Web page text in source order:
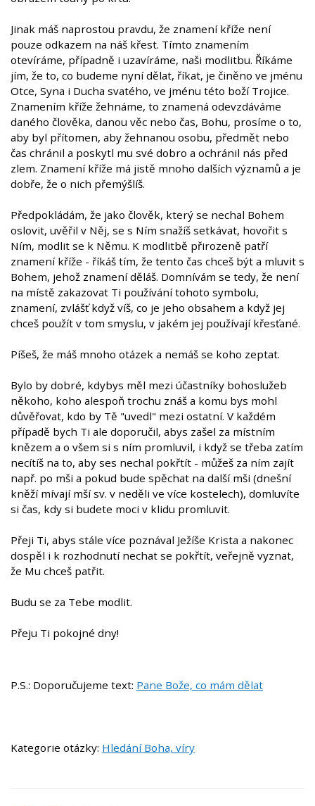
Jinak máš naprostou pravdu, že znamení kříže není
pouze odkazem na náš křest. Tímto znamením
otevíráme, případně i uzavíráme, naši modlitbu. Říkáme
jím, že to, co budeme nyní dělat, říkat, je činěno ve jménu
Otce, Syna i Ducha svatého, ve jménu této boží Trojice.
Znamením kříže žehnáme, to znamená odevzdáváme
daného člověka, danou věc nebo čas, Bohu, prosíme o to,
aby byl přítomen, aby žehnanou osobu, předmět nebo
čas chránil a poskytl mu své dobro a ochránil nás před
zlem. Znamení kříže má jistě mnoho dalších významů a je
dobře, že o nich přemýšlíš.
Předpokládám, že jako člověk, který se nechal Bohem
oslovit, uvěřil v Něj, se s Ním snažíš setkávat, hovořit s
Ním, modlit se k Němu. K modlitbě přirozeně patří
znamení kříže - říkáš tím, že tento čas chceš být a mluvit s
Bohem, jehož znamení děláš. Domnívám se tedy, že není
na místě zakazovat Ti používání tohoto symbolu,
znamení, zvlášť když víš, co je jeho obsahem a když jej
chceš použít v tom smyslu, v jakém jej používají křesťané.
Píšeš, že máš mnoho otázek a nemáš se koho zeptat.
Bylo by dobré, kdybys měl mezi účastníky bohoslužeb
někoho, koho alespoň trochu znáš a komu bys mohl
důvěřovat, kdo by Tě "uvedl" mezi ostatní. V každém
případě bych Ti ale doporučil, abys zašel za místním
knězem a o všem si s ním promluvil, i když se třeba zatím
necítíš na to, aby ses nechal pokřtít - můžeš za ním zajít
např. po mši a pokud bude spěchat na další mši (dnešní
kněží mívají mší sv. v neděli ve více kostelech), domluvíte
si čas, kdy si budete moci v klidu promluvit.
Přeji Ti, abys stále více poznával Ježíše Krista a nakonec
dospěl i k rozhodnutí nechat se pokřtít, veřejně vyznat,
že Mu chceš patřit.
Budu se za Tebe modlit.
Přeju Ti pokojné dny!
P.S.: Doporučujeme text: Pane Bože, co mám dělat
Kategorie otázky: Hledání Boha, víry